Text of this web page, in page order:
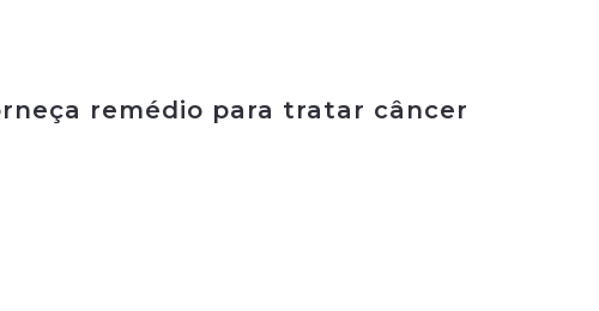
remédio para tratar câncer